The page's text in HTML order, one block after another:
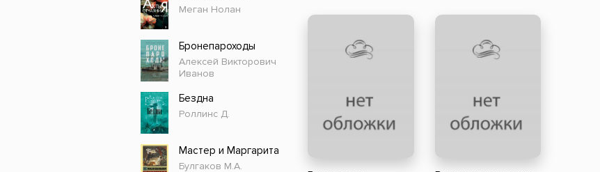
Детективы
Детские книги
История
Разное
Прочие издания
Мифы
Мемуары и Биография
Научная литература
Учебники
Религия
Справочники
Научные издания
Приключения
Меган Нолан
Бронепароходы
Алексей Викторович
Иванов
Бездна
Роллинс Д.
Мастер и Маргарита
Булгаков М.А.